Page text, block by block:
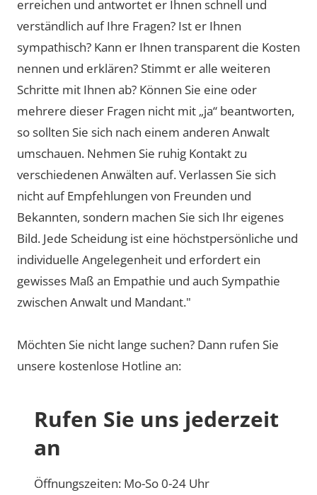
erreichen und antwortet er Ihnen schnell und
verständlich auf Ihre Fragen? Ist er Ihnen
sympathisch? Kann er Ihnen transparent die Kosten
nennen und erklären? Stimmt er alle weiteren
Schritte mit Ihnen ab? Können Sie eine oder
mehrere dieser Fragen nicht mit „ja“ beantworten,
so sollten Sie sich nach einem anderen Anwalt
umschauen. Nehmen Sie ruhig Kontakt zu
verschiedenen Anwälten auf. Verlassen Sie sich
nicht auf Empfehlungen von Freunden und
Bekannten, sondern machen Sie sich Ihr eigenes
Bild. Jede Scheidung ist eine höchstpersönliche und
individuelle Angelegenheit und erfordert ein
gewisses Maß an Empathie und auch Sympathie
zwischen Anwalt und Mandant."
Möchten Sie nicht lange suchen? Dann rufen Sie
unsere kostenlose Hotline an:
Rufen Sie uns jederzeit
an
Öffnungszeiten: Mo-So 0-24 Uhr